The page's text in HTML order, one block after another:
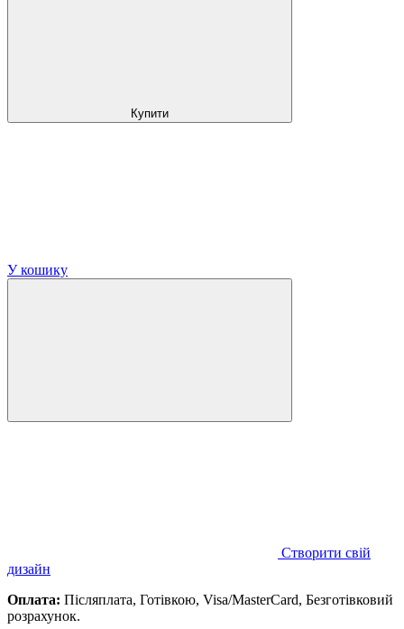
Купити
У кошику
Створити свій
дизайн
Оплата: Післяплата, Готівкою, Visa/MasterCard, Безготівковий
розрахунок.